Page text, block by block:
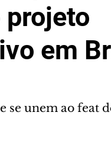
em
unem ao feat